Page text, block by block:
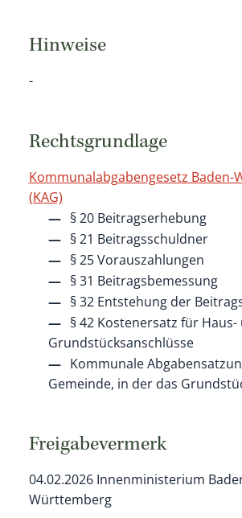
Hinweise
-
Rechtsgrundlage
Kommunalabgabengesetz Baden-
(KAG)
§ 20 Beitragserhebung
§ 21 Beitragsschuldner
§ 25 Vorauszahlungen
§ 31 Beitragsbemessung
§ 32 Entstehung der
§ 42 Kostenersatz für Haus-
Grundstücksanschlüsse
Kommunale
Gemeinde, in der das
Freigabevermerk
04.02.2026 Innenministerium
Württemberg